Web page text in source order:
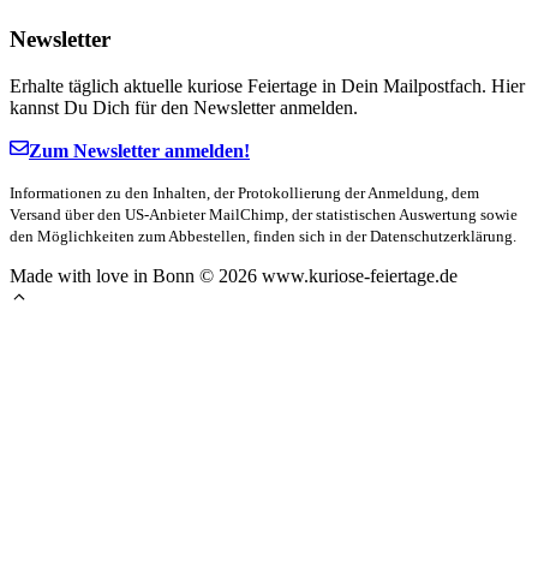
Newsletter
Erhalte täglich aktuelle kuriose Feiertage in Dein Mailpostfach. Hier
kannst Du Dich für den Newsletter anmelden.
Zum Newsletter anmelden!
Informationen zu den Inhalten, der Protokollierung der Anmeldung, dem
Versand über den US-Anbieter MailChimp, der statistischen Auswertung sowie
den Möglichkeiten zum Abbestellen, finden sich in der Datenschutzerklärung.
Made with love in Bonn © 2026 www.kuriose-feiertage.de